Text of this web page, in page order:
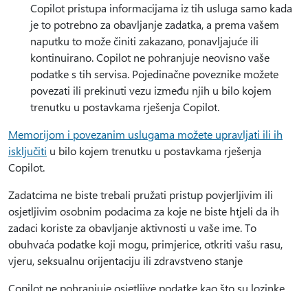
Copilot pristupa informacijama iz tih usluga samo kada
je to potrebno za obavljanje zadatka, a prema vašem
naputku to može činiti zakazano, ponavljajuće ili
kontinuirano. Copilot ne pohranjuje neovisno vaše
podatke s tih servisa. Pojedinačne poveznike možete
povezati ili prekinuti vezu između njih u bilo kojem
trenutku u postavkama rješenja Copilot.
Memorijom i povezanim uslugama možete upravljati ili ih
isključiti u bilo kojem trenutku u postavkama rješenja
Copilot.
Zadatcima ne biste trebali pružati pristup povjerljivim ili
osjetljivim osobnim podacima za koje ne biste htjeli da ih
zadaci koriste za obavljanje aktivnosti u vaše ime. To
obuhvaća podatke koji mogu, primjerice, otkriti vašu rasu,
vjeru, seksualnu orijentaciju ili zdravstveno stanje
Copilot ne pohranjuje osjetljive podatke kao što su lozinke,